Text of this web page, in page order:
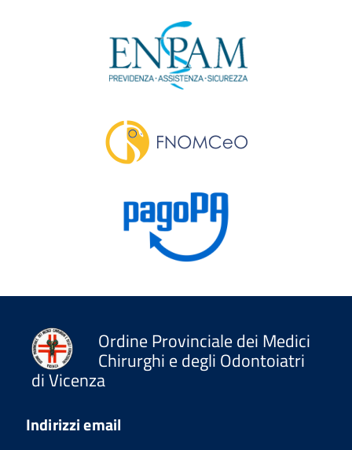
Ordine Provinciale dei Medici
Chirurghi e degli Odontoiatri
di Vicenza
Indirizzi email